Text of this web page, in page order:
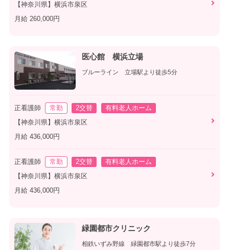
【神奈川県】横浜市泉区
月給 260,000円
医心館 横浜立場
ブルーライン 立場駅より徒歩5分
正看護師 常勤 2交替
有料老人ホーム
【神奈川県】横浜市泉区
月給 436,000円
正看護師 常勤 2交替
有料老人ホーム
【神奈川県】横浜市泉区
月給 436,000円
緑園都市クリニック
相鉄いずみ野線 緑園都市駅より徒歩7分